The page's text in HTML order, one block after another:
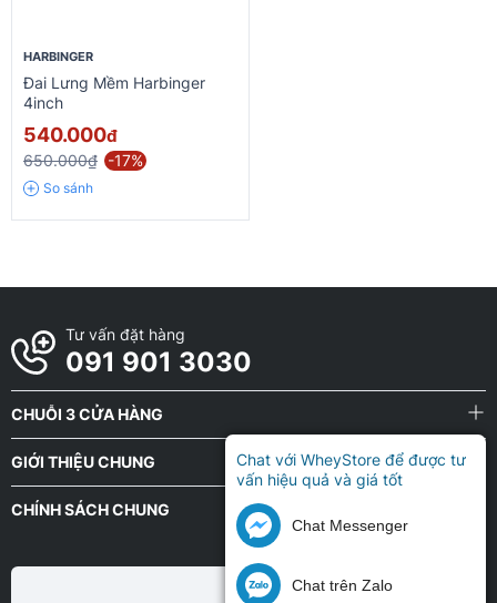
HARBINGER
Đai Lưng Mềm Harbinger
4inch
540.000đ
650.000₫ -17%
So sánh
Tư vấn đặt hàng
091 901 3030
CHUỖI 3 CỬA HÀNG
GIỚI THIỆU CHUNG
CHÍNH SÁCH CHUNG
Chat với WheyStore để được tư
vấn hiệu quả và giá tốt
Chat Messenger
Chat trên Zalo